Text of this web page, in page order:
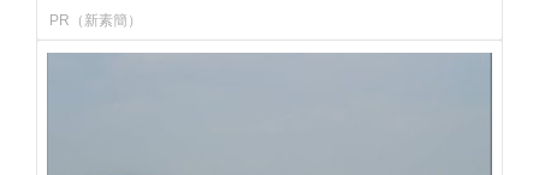
PR（新素簡）